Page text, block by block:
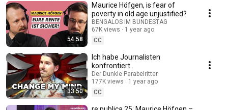
54:58
Maurice Höfgen, is fear of
poverty in old age unjustified?
BENGALOS IM BUNDESTAG
67K views
1 year ago
CC
33:50
Ich habe Journalisten
konfrontiert..
Der Dunkle Parabelritter
177K views
1 year ago
CC